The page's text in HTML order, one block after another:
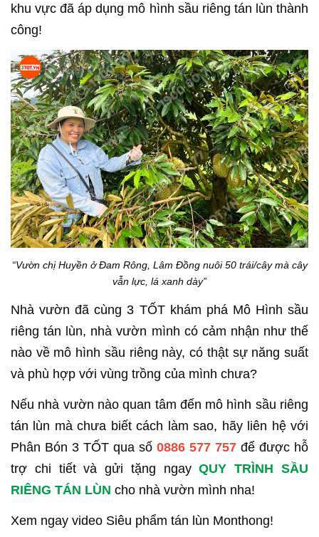
khu vực đã áp dụng mô hình sầu riêng tán lùn thành
công!
“Vườn chị Huyền ở Đam Rông, Lâm Đồng nuôi 50 trái/cây mà cây
vẫn lực, lá xanh dày”
Nhà vườn đã cùng 3 TỐT khám phá Mô Hình sầu
riêng tán lùn, nhà vườn mình có cảm nhận như thế
nào về mô hình sầu riêng này, có thật sự năng suất
và phù hợp với vùng trồng của mình chưa?
Nếu nhà vườn nào quan tâm đến mô hình sầu riêng
tán lùn mà chưa biết cách làm sao, hãy liên hệ với
Phân Bón 3 TỐT qua số 0886 577 757 để được hỗ
trợ chi tiết và gửi tặng ngayQUY TRÌNH SẦU
RIÊNG TÁN LÙN cho nhà vườn mình nha!
Xem ngay video Siêu phẩm tán lùn Monthong!